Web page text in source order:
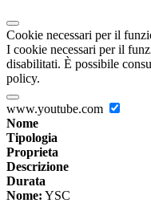
Cookie necessari per il
I cookie necessari per il
disabilitati. È possibile
policy.
www.youtube.com
Nome
Tipologia
Proprieta
Descrizione
Durata
Nome: YSC